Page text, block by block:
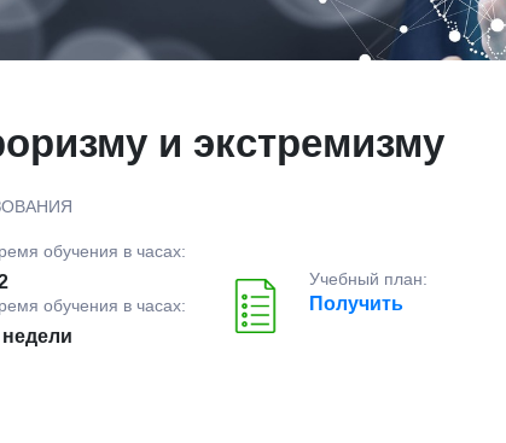
и экстремизму
обучения в часах:
обучения в часах:
недели
Учебный план:
Получить